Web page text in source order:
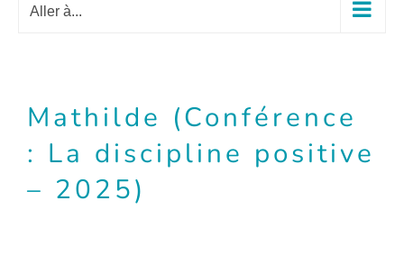
Aller à...
Mathilde (Conférence
: La discipline positive
– 2025)